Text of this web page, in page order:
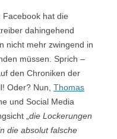
hat die
dahingehend
nicht mehr zwingend in
müssen. Sprich –
den Chroniken der
Oder? Nun, Thomas
und Social Media
„ die Lockerungen
die absolut falsche